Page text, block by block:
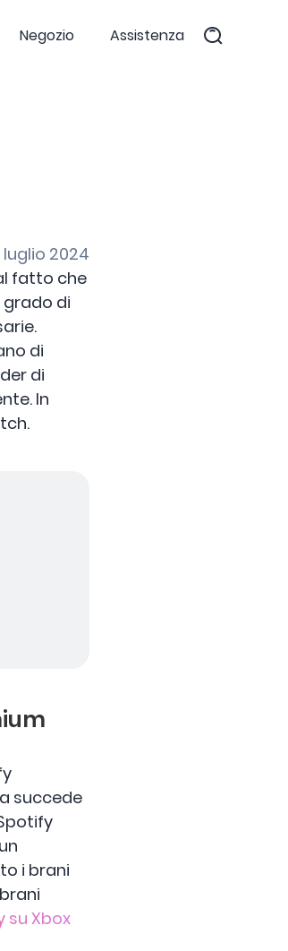
Negozio Assistenza
2024
fatto che
grado di
di
di
In
succede
i brani
su Xbox